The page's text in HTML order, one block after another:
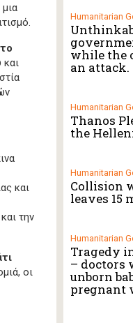
και
την
οι
Humanitarian
while the
an attack.
Humanitarian
Thanos
the
Humanitarian
Collision
leaves 15
Humanitarian
Tragedy
– doctors
unborn
pregnant